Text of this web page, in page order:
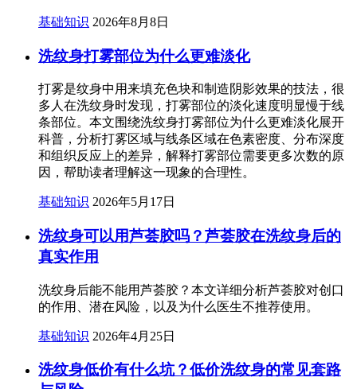
基础知识 2026年8月8日
洗纹身打雾部位为什么更难淡化
打雾是纹身中用来填充色块和制造阴影效果的技法，很
多人在洗纹身时发现，打雾部位的淡化速度明显慢于线
条部位。本文围绕洗纹身打雾部位为什么更难淡化展开
科普，分析打雾区域与线条区域在色素密度、分布深度
和组织反应上的差异，解释打雾部位需要更多次数的原
因，帮助读者理解这一现象的合理性。
基础知识 2026年5月17日
洗纹身可以用芦荟胶吗？芦荟胶在洗纹身后的
真实作用
洗纹身后能不能用芦荟胶？本文详细分析芦荟胶对创口
的作用、潜在风险，以及为什么医生不推荐使用。
基础知识 2026年4月25日
洗纹身低价有什么坑？低价洗纹身的常见套路